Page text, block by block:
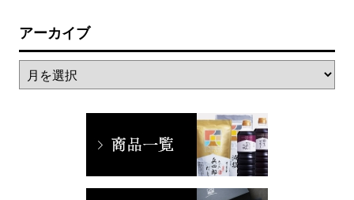
アーカイブ